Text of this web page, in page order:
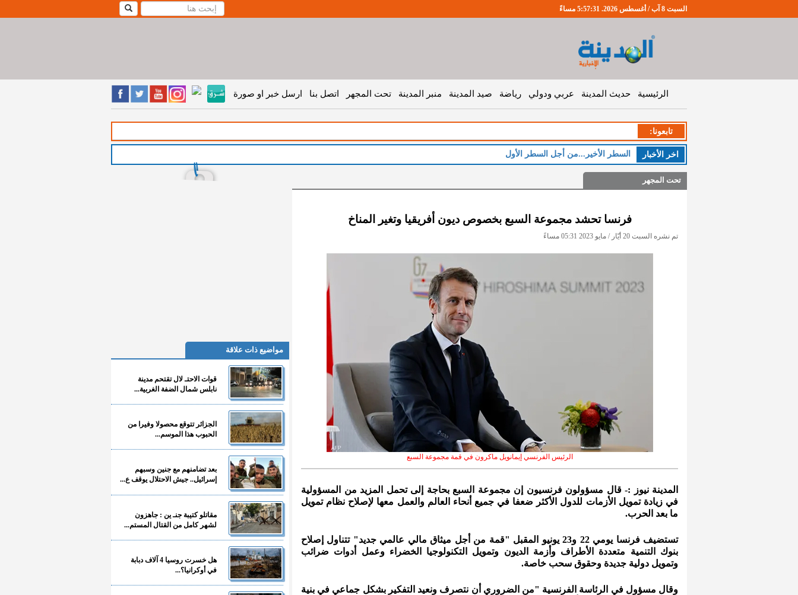
السبت 8 آب / أغسطس 2026. 5:57:32 مساءً
الرئيسية حديث المدينة عربي ودولي رياضة صيد المدينة منبر المدينة تحت المجهر اتصل بنا ارسل خبر او صورة
تابعونا:
اخر اﻷخبار السطر الأخير...من أجل السطر الأول
تحت المجهر
فرنسا تحشد مجموعة السبع بخصوص ديون أفريقيا وتغير المناخ
تم نشره السبت 20 أيّار / مايو 2023 05:31 مساءً
الرئيس الفرنسي إيمانويل ماكرون في قمة مجموعة السبع
المدينة نيوز :- قال مسؤولون فرنسيون إن مجموعة السبع بحاجة إلى تحمل المزيد من المسؤولية
في زيادة تمويل الأزمات للدول الأكثر ضعفا في جميع أنحاء العالم والعمل معها لإصلاح نظام تمويل
ما بعد الحرب.
تستضيف فرنسا يومي 22 و23 يونيو المقبل "قمة من أجل ميثاق مالي عالمي جديد" تتناول إصلاح
بنوك التنمية متعددة الأطراف وأزمة الديون وتمويل التكنولوجيا الخضراء وعمل أدوات ضرائب
وتمويل دولية جديدة وحقوق سحب خاصة.
وقال مسؤول في الرئاسة الفرنسية "من الضروري أن نتصرف ونعيد التفكير بشكل جماعي في بنية
مواضيع ذات علاقة
قوات الاحتـ لال تقتحم مدينة
نابلس شمال الضفة الغربية...
الجزائر تتوقع محصولا وفيرا من
الحبوب هذا الموسم...
بعد تضامنهم مع جنين وسبهم
إسرائيل.. جيش الاحتلال يوقف ع...
مقاتلو كتيبة جنـ ين : جاهزون
لشهر كامل من القتال المستم...
هل خسرت روسيا 4 آلاف دبابة
في أوكرانيا؟...